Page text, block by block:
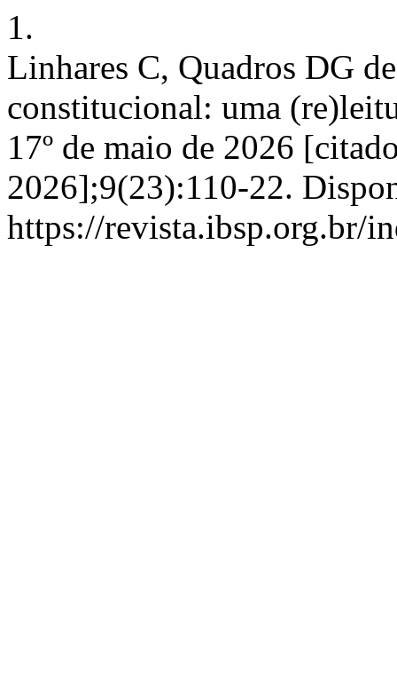
1.
Linhares C, Quadros DG
constitucional: uma
17º de maio de 2026
2026];9(23):110-22.
https://revista.ibsp.org.br/